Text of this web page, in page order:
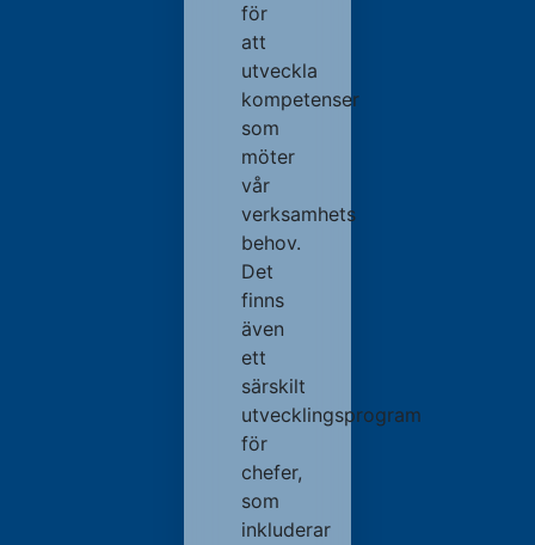
för
att
utveckla
kompetenser
som
möter
vår
verksamhets
behov.
Det
finns
även
ett
särskilt
utvecklingsprogram
för
chefer,
som
inkluderar